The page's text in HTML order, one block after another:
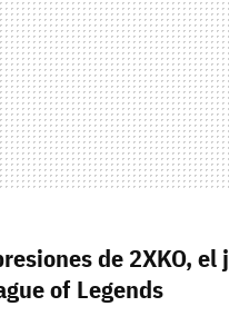
de 2XKO, el
of Legends